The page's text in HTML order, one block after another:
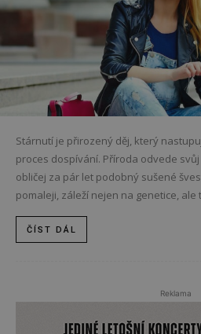
Stárnutí je přirozený děj, který
proces dospívání. Příroda odvede
obličej za pár let podobný sušené
pomaleji, záleží nejen na genetice, ale
ČÍST DÁL
Reklama